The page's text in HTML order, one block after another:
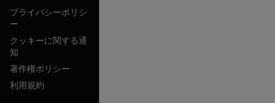
プライバシーポリシ
ー
クッキーに関する通
知
著作権ポリシー
利用規約